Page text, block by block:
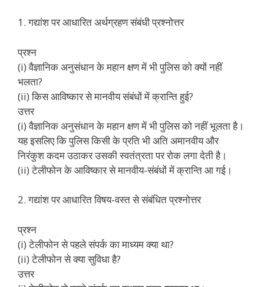
1. गद्यांश पर आधारित अर्थग्रहण संबंधी प्रश्नोत्तर
प्रश्न
(i) वैज्ञानिक अनुसंधान के महान क्षण में भी पुलिस को क्यों नहीं
भलता?
(ii) किस आविष्कार से मानवीय संबंधों में क्रान्ति हुई?
उत्तर
(i) वैज्ञानिक अनुसंधान के महान क्षण में भी पुलिस को नहीं भूलता है।
यह इसलिए कि पुलिस किसी के प्रति भी अति अमानवीय और
निरंकुश कदम उठाकर उसकी स्वतंत्रता पर रोक लगा देती है।
(ii) टेलीफोन के आविष्कार से मानवीय-संबंधों में क्रान्ति आ गई।
2. गद्यांश पर आधारित विषय-वस्त से संबंधित प्रश्नोत्तर
प्रश्न
(i) टेलीफोन से पहले संपर्क का माध्यम क्या था?
(ii) टेलीफोन से क्या सुविधा है?
उत्तर